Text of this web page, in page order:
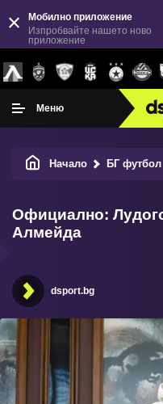
Мобилно приложение
Изпробвайте нашето ново
приложение
Меню
Начало БГ футбол
Официално:
Алмейда
dsport.bg